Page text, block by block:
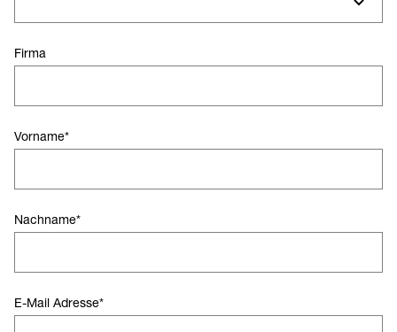
Firma
Vorname*
Nachname*
E-Mail Adresse*